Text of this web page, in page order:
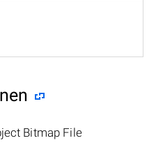
Bitmap File